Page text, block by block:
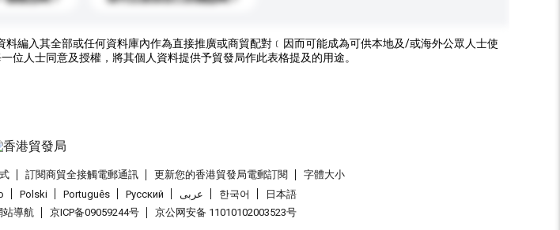
料編入其全部或任何資料庫內作為直接推廣或商貿配對﹝因而可能成為可供本地及/或海外公眾人士使
位人士同意及授權，將其個人資料提供予貿發局作此表格提及的用途。
訂閱商貿全接觸電郵通訊 更新您的香港貿發局電郵訂閱
字體大小
Polski Português Pусский عربى 한국어
日本語
站導航 京ICP备09059244号 京公网安备 11010102003523号